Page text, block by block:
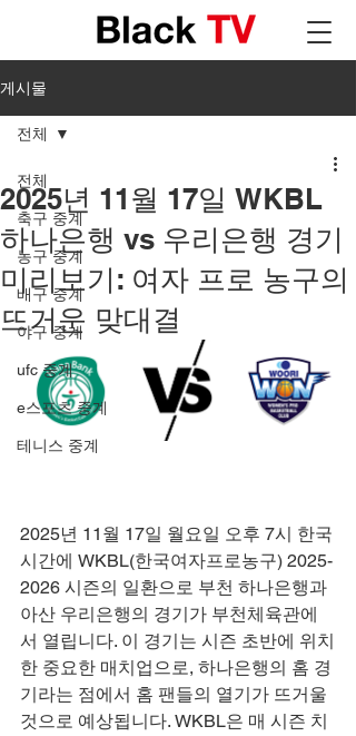
게시물
전체
축구 중계
농구 중계
배구 중계
야구 중계
ufc 중계
e스포츠 중계
테니스 중계
전체
2025년 11월 17일 WKBL
하나은행 vs 우리은행 경기
미리보기: 여자 프로 농구의
뜨거운 맞대결
2025년 11월 17일 월요일 오후 7시 한국
시간에 WKBL(한국여자프로농구) 2025-
2026 시즌의 일환으로 부천 하나은행과
아산 우리은행의 경기가 부천체육관에
서 열립니다. 이 경기는 시즌 초반에 위치
한 중요한 매치업으로, 하나은행의 홈 경
기라는 점에서 홈 팬들의 열기가 뜨거울
것으로 예상됩니다. WKBL은 매 시즌 치